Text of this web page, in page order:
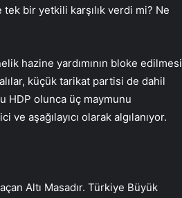
tek bir yetkili karşılık verdi mi? Ne
hazine yardımının bloke edilmesi
küçük tarikat partisi de dahil
HDP olunca üç maymunu
aşağılayıcı olarak algılanıyor.
Altı Masadır. Türkiye Büyük